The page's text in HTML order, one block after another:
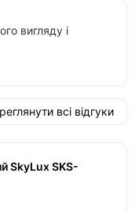
вигляду і
всі відгуки
SkyLux SKS-